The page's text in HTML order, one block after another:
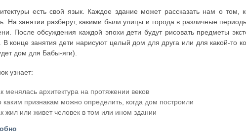
есть свой язык. Каждое здание может рассказать нам о том,
На занятии разберут, какими были улицы и города в различные
После обсуждения каждой эпохи дети будут рисовать предметы
В конце занятия дети нарисуют целый дом для друга или для какой-то
дом для Бабы-яги).
узнает:
менялась архитектура на протяжении веков
каким признакам можно определить, когда дом построили
жил или живет человек в том или ином здании